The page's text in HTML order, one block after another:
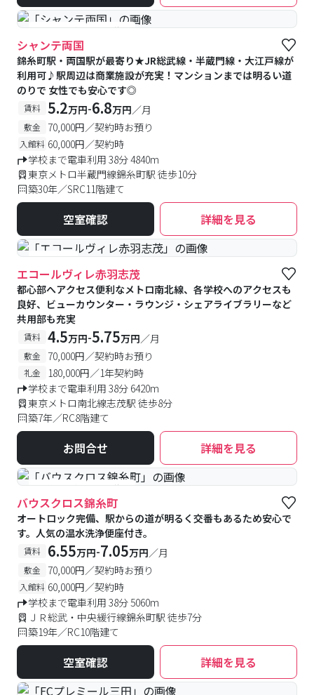
#予約受付中 #空室待ち
シャンテ両国
錦糸町駅・両国駅が最寄り★JR総武線・半蔵門線・大江戸線が
利用可♪駅周辺は商業施設が充実！マンションまでは明るい道
のりで 女性でも安心です◎
賃料 5.2万円-6.8万円／月
敷金 70,000円／契約時お預り
入館料 60,000円／契約時
学校まで電車利用 38分 4840m
東京メトロ半蔵門線錦糸町駅 徒歩10分
築30年／SRC11階建て
空室確認 詳細を見る
#食事付き
エコールヴィレ赤羽志茂
都心部へアクセス便利なメトロ南北線、各学校へのアクセスも
良好、ビューカウンター・ラウンジ・シェアライブラリーなど
共用部も充実
賃料 4.5万円-5.75万円／月
敷金 70,000円／契約時お預り
礼金
180,000円／1年契約時
学校まで電車利用 38分 6420m
東京メトロ南北線志茂駅 徒歩8分
築7年／RC8階建て
お問合せ 詳細を見る
#予約受付中 #空室待ち
バウスクロス錦糸町
オートロック完備、駅からの道が明るく交番もあるため安心で
す。人気の温水洗浄便座付き。
賃料 6.55万円-7.05万円／月
敷金 70,000円／契約時お預り
入館料 60,000円／契約時
学校まで電車利用 38分 5060m
ＪＲ総武・中央緩行線錦糸町駅 徒歩7分
築19年／RC10階建て
空室確認 詳細を見る